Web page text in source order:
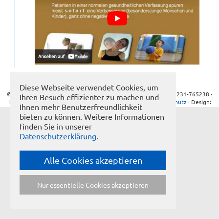
KONTAKT
GÄSTEBUCH
[NBSP]
© Frank Schöllhammer · Seegerstr. 9 · 75180 Pforzheim · Tel: 07231-765238 ·
info@naturheilpraxis-schoellhammer.de ·Impressum·Datenschutz· Design:
buero-01.de
Diese Webseite verwendet Cookies, um
Ihren Besuch effizienter zu machen und
Ihnen mehr Benutzerfreundlichkeit
bieten zu können. Weitere Informationen
finden Sie in unserer
Datenschutzerklärung.
Alle Cookies akzeptieren
Nur essentielle Cookies akzeptieren